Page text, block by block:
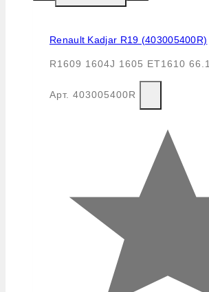
Renault Kadjar R19 (403005400R)
R1609 1604J 1605 ET1610 66.1
Арт. 403005400R